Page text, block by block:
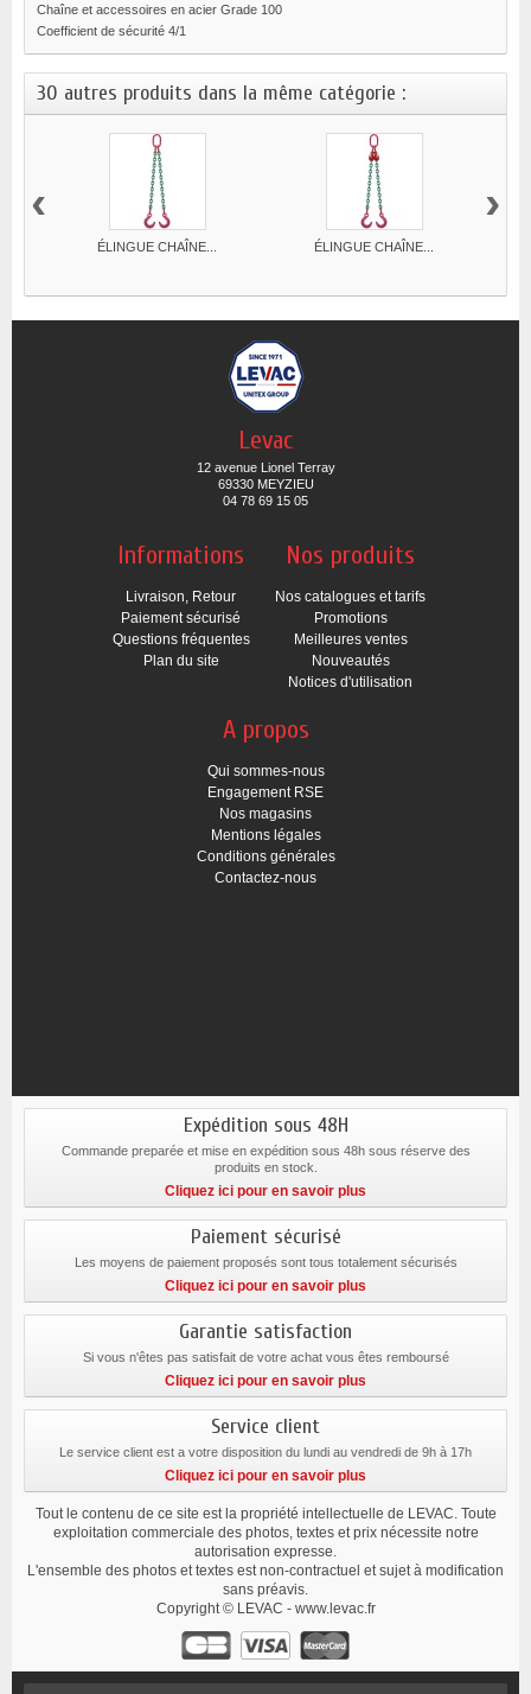
Chaîne et accessoires en acier Grade 100
Coefficient de sécurité 4/1
30 autres produits dans la même catégorie :
ÉLINGUE CHAÎNE... ÉLINGUE CHAÎNE...
‹ ›
Levac
12 avenue Lionel Terray
69330 MEYZIEU
04 78 69 15 05
Informations
Livraison, Retour
Paiement sécurisé
Questions fréquentes
Plan du site
Nos produits
Nos catalogues et tarifs
Promotions
Meilleures ventes
Nouveautés
Notices d'utilisation
A propos
Qui sommes-nous
Engagement RSE
Nos magasins
Mentions légales
Conditions générales
Contactez-nous
Expédition sous 48H
Commande preparée et mise en expédition sous 48h sous réserve des
produits en stock.
Cliquez ici pour en savoir plus
Paiement sécurisé
Les moyens de paiement proposés sont tous totalement sécurisés
Cliquez ici pour en savoir plus
Garantie satisfaction
Si vous n'êtes pas satisfait de votre achat vous êtes remboursé
Cliquez ici pour en savoir plus
Service client
Le service client est a votre disposition du lundi au vendredi de 9h à 17h
Cliquez ici pour en savoir plus
Tout le contenu de ce site est la propriété intellectuelle de LEVAC. Toute
exploitation commerciale des photos, textes et prix nécessite notre
autorisation expresse.
L'ensemble des photos et textes est non-contractuel et sujet à modification
sans préavis.
Copyright © LEVAC - www.levac.fr